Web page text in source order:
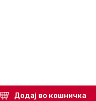
Додај во кошничка